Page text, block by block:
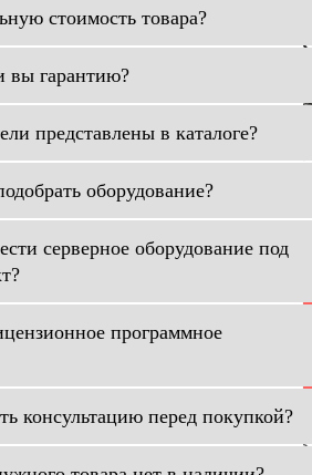
стоимость товара?
вы гарантию?
представлены в каталоге?
оборудование?
серверное оборудование под
программное
консультацию перед покупкой?